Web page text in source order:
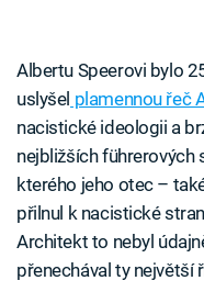
Albertu Speerovi bylo
uslyšel plamennou řeč
nacistické ideologii a
nejbližších führerových
kterého jeho otec –
přilnul k nacistické
Architekt to nebyl
přenechával ty největší